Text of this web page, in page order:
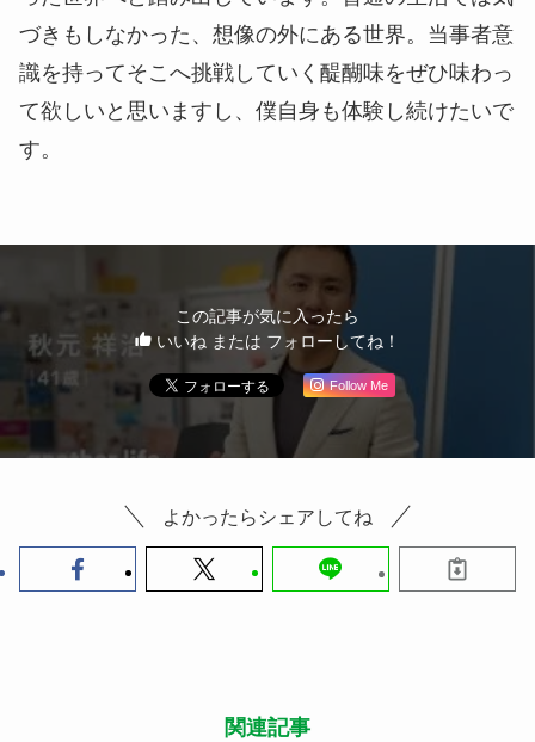
づきもしなかった、想像の外にある世界。当事者意
識を持ってそこへ挑戦していく醍醐味をぜひ味わっ
て欲しいと思いますし、僕自身も体験し続けたいで
す。
この記事が気に入ったら
いいね または フォローしてね！
Follow Me
よかったらシェアしてね
関連記事